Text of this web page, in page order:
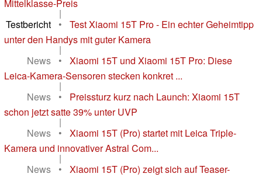
Mittelklasse-Preis
|
Testbericht
•
Test Xiaomi 15T Pro - Ein echter Geheimtipp
unter den Handys mit guter Kamera
|
News
•
Xiaomi 15T und Xiaomi 15T Pro: Diese
Leica-Kamera-Sensoren stecken konkret ...
|
News
•
Preissturz kurz nach Launch: Xiaomi 15T
schon jetzt satte 39% unter UVP
|
News
•
Xiaomi 15T (Pro) startet mit Leica Triple-
Kamera und innovativer Astral Com...
|
News
•
Xiaomi 15T (Pro) zeigt sich auf Teaser-